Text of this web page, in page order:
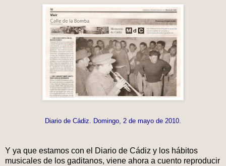
Diario de Cádiz. Domingo, 2 de mayo de 2010.
Y ya que estamos con el Diario de Cádiz y los hábitos
musicales de los gaditanos, viene ahora a cuento reproducir